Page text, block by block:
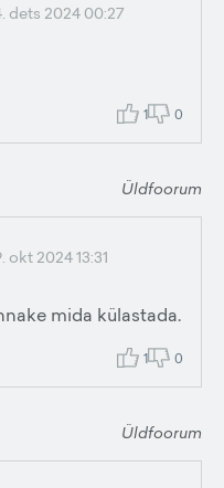
dets 2024 00:27
1 0
Üldfoorum
okt 2024 13:31
mida külastada.
1 0
Üldfoorum